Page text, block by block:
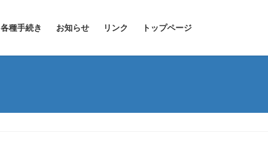
各種手続き お知らせ リンク トップページ